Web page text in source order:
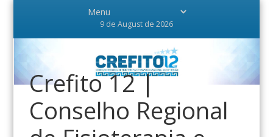
9 de August de 2026
Crefito 12 |
Conselho Regional